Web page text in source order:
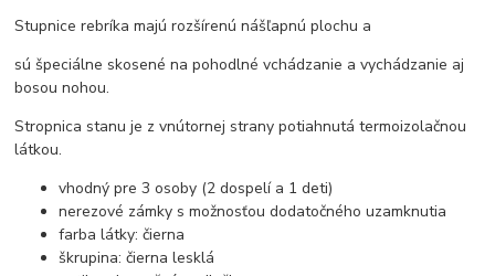
Stupnice rebríka majú rozšírenú nášľapnú plochu a
sú špeciálne skosené na pohodlné vchádzanie a vychádzanie aj
bosou nohou.
Stropnica stanu je z vnútornej strany potiahnutá termoizolačnou
látkou.
vhodný pre 3 osoby (2 dospelí a 1 deti)
nerezové zámky s možnosťou dodatočného uzamknutia
farba látky: čierna
škrupina: čierna lesklá